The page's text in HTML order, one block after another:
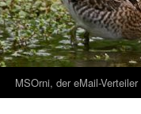
MSOrni, der eMail-Verteiler